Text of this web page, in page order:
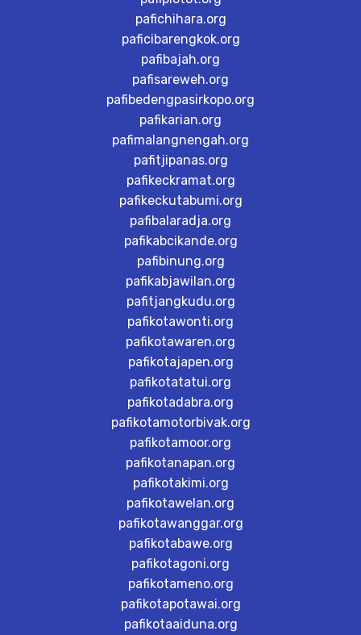
pafichihara.org
paficibarengkok.org
pafibajah.org
pafisareweh.org
pafibedengpasirkopo.org
pafikarian.org
pafimalangnengah.org
pafitjipanas.org
pafikeckramat.org
pafikeckutabumi.org
pafibalaradja.org
pafikabcikande.org
pafibinung.org
pafikabjawilan.org
pafitjangkudu.org
pafikotawonti.org
pafikotawaren.org
pafikotajapen.org
pafikotatatui.org
pafikotadabra.org
pafikotamotorbivak.org
pafikotamoor.org
pafikotanapan.org
pafikotakimi.org
pafikotawelan.org
pafikotawanggar.org
pafikotabawe.org
pafikotagoni.org
pafikotameno.org
pafikotapotawai.org
pafikotaaiduna.org